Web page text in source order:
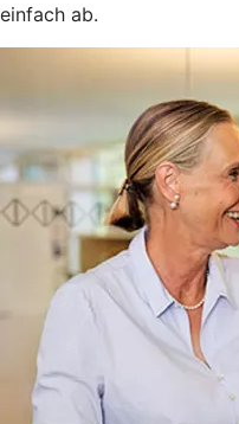
einfach ab.